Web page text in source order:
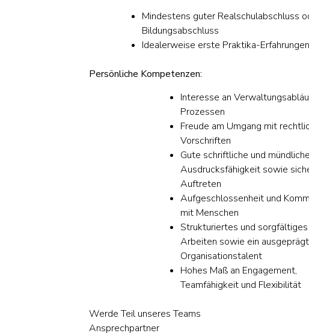
Mindestens guter Realschulabschluss
Bildungsabschluss
Idealerweise erste Praktika-
Persönliche Kompetenzen:
Interesse an
Prozessen
Freude am Umgang mit
Vorschriften
Gute schriftliche und mündliche
Ausdrucksfähigkeit sowie
Auftreten
Aufgeschlossenheit und
mit Menschen
Strukturiertes und sorgfältiges
Arbeiten sowie ein
Organisationstalent
Hohes Maß an Engagement,
Teamfähigkeit und Flexibilität
Werde Teil unseres Teams
Ansprechpartner